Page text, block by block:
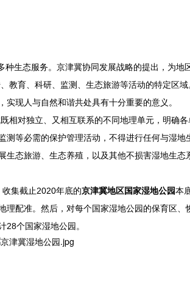
生态服务。京津冀协同发展战略的提出，为地
育、科研、监测、生态旅游等活动的特定区
现人与自然和谐共处具有十分重要的意义。
对独立、又相互联系的不同地理单元，明确
等必需的保护管理活动，不得进行任何与湿
态旅游、生态养殖，以及其他不损害湿地生
收集截止2020年底的京津冀地区国家湿地公园本
理配准。然后，对每个国家湿地公园的保育区
28个国家湿地公园。